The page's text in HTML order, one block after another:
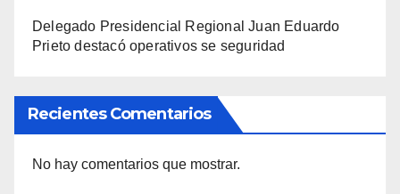
Delegado Presidencial Regional Juan Eduardo
Prieto destacó operativos se seguridad
Recientes Comentarios
No hay comentarios que mostrar.